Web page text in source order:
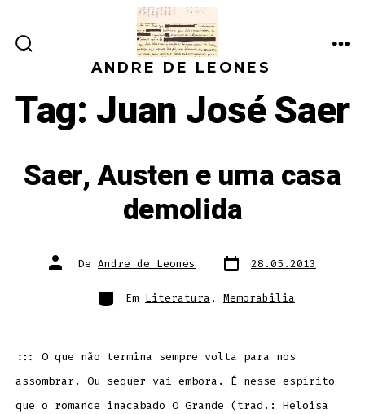
direto
conteúdo
PESQUISAANDRE DE LEONES
Tag: Juan José Saer
Saer, Austen e uma casa
demolida
Autor
do De Andre de Leones Data
do
28.05.2013
Categorias
Em Literatura , Memorabilia
::: O que não termina sempre volta para nos
assombrar. Ou sequer vai embora. É nesse espírito
que o romance inacabado O Grande (trad.: Heloisa